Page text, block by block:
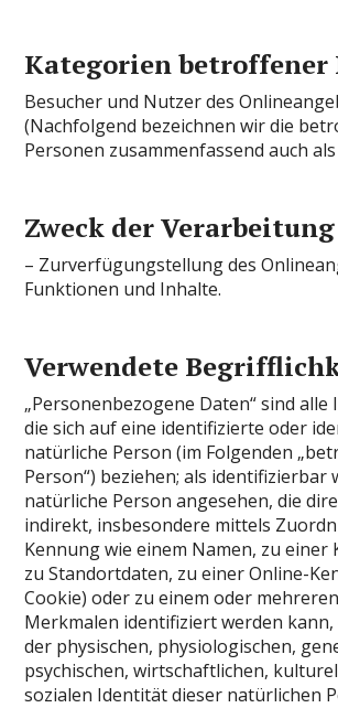
Kategorien betroffener
Besucher und Nutzer des
(Nachfolgend bezeichnen wir die
Personen zusammenfassend auch als
Zweck der Verarbeitung
– Zurverfügungstellung des
Funktionen und Inhalte.
Verwendete
„Personenbezogene Daten“ sind
die sich auf eine identifizierte oder
natürliche Person (im Folgenden
Person“) beziehen; als identifizierbar
natürliche Person angesehen, die
indirekt, insbesondere mittels
Kennung wie einem Namen, zu einer
zu Standortdaten, zu einer Online-
Cookie) oder zu einem oder
Merkmalen identifiziert werden kann,
der physischen, physiologischen,
psychischen, wirtschaftlichen,
sozialen Identität dieser natürlichen